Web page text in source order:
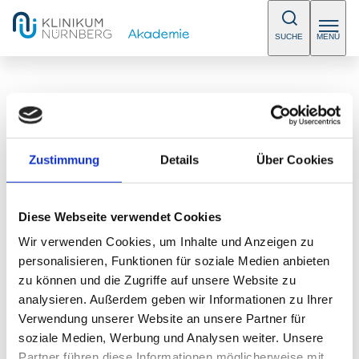
Zustimmung Details Über Cookies
Diese Webseite verwendet Cookies
Wir verwenden Cookies, um Inhalte und Anzeigen zu
personalisieren, Funktionen für soziale Medien anbieten
zu können und die Zugriffe auf unsere Website zu
analysieren. Außerdem geben wir Informationen zu Ihrer
Verwendung unserer Website an unsere Partner für
soziale Medien, Werbung und Analysen weiter. Unsere
SUCHE MENÜ
Ambulante Operationen
Bitte vereinbaren Sie einen Termin.
E-Mail: birgit.duemmler@klinikum-nuernberg.de
oder silvia.pfaller@klinikum-nuernberg.de
Telefon: +49 (0) 911 398-2514
Fax:+49 (0) 911 398-7653